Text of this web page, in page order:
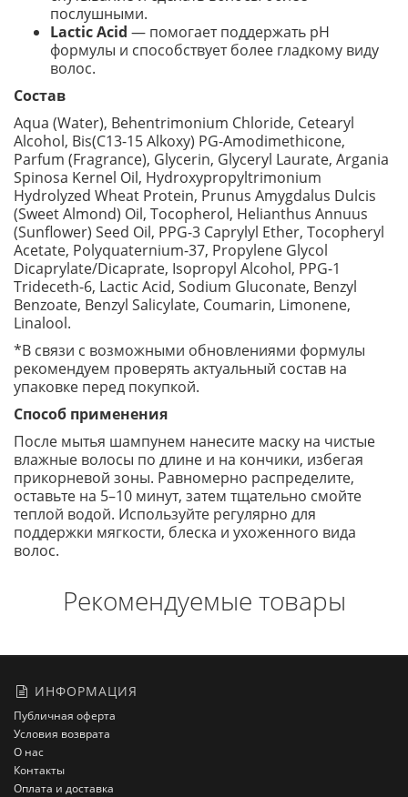
послушными.
Lactic Acid — помогает поддержать pH
формулы и способствует более гладкому виду
волос.
Состав
Aqua (Water), Behentrimonium Chloride, Cetearyl
Alcohol, Bis(C13-15 Alkoxy) PG-Amodimethicone,
Parfum (Fragrance), Glycerin, Glyceryl Laurate, Argania
Spinosa Kernel Oil, Hydroxypropyltrimonium
Hydrolyzed Wheat Protein, Prunus Amygdalus Dulcis
(Sweet Almond) Oil, Tocopherol, Helianthus Annuus
(Sunflower) Seed Oil, PPG-3 Caprylyl Ether, Tocopheryl
Acetate, Polyquaternium-37, Propylene Glycol
Dicaprylate/Dicaprate, Isopropyl Alcohol, PPG-1
Trideceth-6, Lactic Acid, Sodium Gluconate, Benzyl
Benzoate, Benzyl Salicylate, Coumarin, Limonene,
Linalool.
*В связи с возможными обновлениями формулы
рекомендуем проверять актуальный состав на
упаковке перед покупкой.
Способ применения
После мытья шампунем нанесите маску на чистые
влажные волосы по длине и на кончики, избегая
прикорневой зоны. Равномерно распределите,
оставьте на 5–10 минут, затем тщательно смойте
теплой водой. Используйте регулярно для
поддержки мягкости, блеска и ухоженного вида
волос.
Рекомендуемые товары
ИНФОРМАЦИЯ
Публичная оферта
Условия возврата
О нас
Контакты
Оплата и доставка